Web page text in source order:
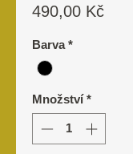
490,00 KčCena
Barva *
Množství *